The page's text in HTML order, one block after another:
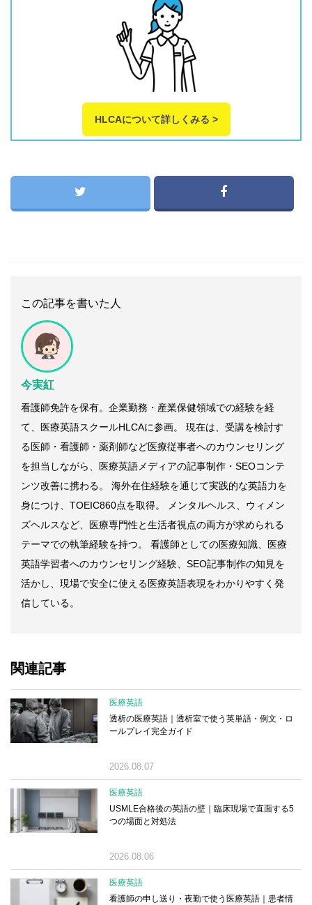
HLCAについて詳しくみる >
この記事を書いた人
今実紅
看護師免許を保有。企業勤務・産業保健領域での経験を経
て、医療英語スクールHLCAに参画。 現在は、受講を検討す
る医師・看護師・薬剤師など医療従事者へのカウンセリング
を担当しながら、医療英語メディアの記事制作・SEOコンテ
ンツ改善に携わる。 海外在住経験を通じて実践的な英語力を
身につけ、TOEIC860点を取得。 メンタルヘルス、ウィメン
ズヘルスなど、医療専門性と生活者視点の両方が求められる
テーマでの執筆経験を持つ。 看護師としての医療知識、医療
英語学習者へのカウンセリング経験、SEO記事制作の知見を
活かし、現場で安全に使える医療英語表現をわかりやすく発
信している。
関連記事
医療英語
透析の医療英語｜透析室で使う英単語・例文・ロ
ールプレイ完全ガイド
2026.08.07
医療英語
USMLE合格後の英語の壁｜臨床現場で直面する5
つの場面と対処法
2026.08.06
医療英語
看護師の申し送り・夜勤で使う医療英語｜患者情